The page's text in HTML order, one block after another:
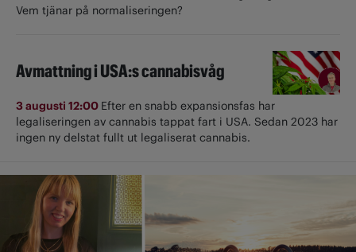
Vem tjänar på normaliseringen?
Avmattning i USA:s cannabisvåg
3 augusti 12:00 Efter en snabb expansionsfas har
legaliseringen av cannabis tappat fart i USA. Sedan 2023 har
ingen ny delstat fullt ut ­legaliserat cannabis.